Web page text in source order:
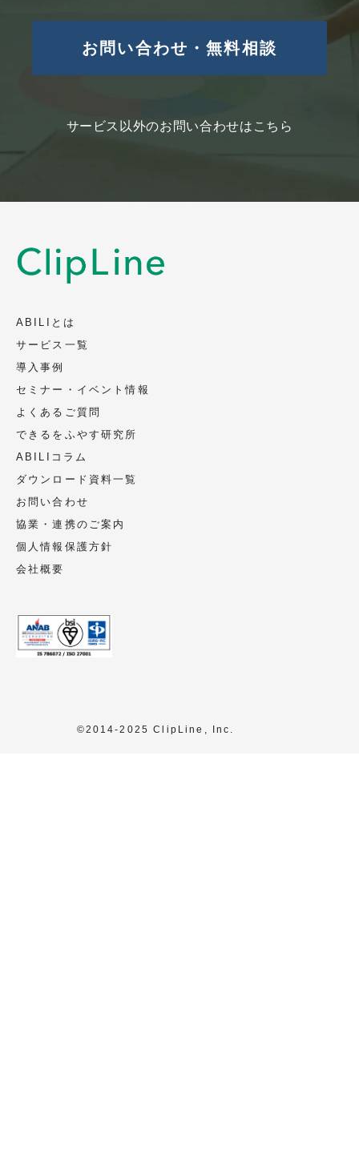
お問い合わせ・無料相談
サービス以外のお問い合わせはこちら
ABILIとは
サービス一覧
導入事例
セミナー・イベント情報
よくあるご質問
できるをふやす研究所
ABILIコラム
ダウンロード資料一覧
お問い合わせ
協業・連携のご案内
個人情報保護方針
会社概要
©2014-2025 ClipLine, Inc.